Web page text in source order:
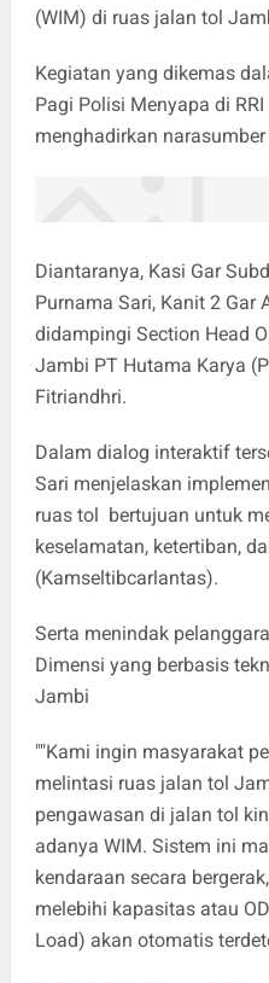
(WIM) di ruas jalan tol
Kegiatan yang dikemas
Pagi Polisi Menyapa di
menghadirkan
Diantaranya, Kasi Gar
Purnama Sari, Kanit 2 Gar
didampingi Section Head
Jambi PT Hutama Karya
Fitriandhri.
​Dalam dialog interaktif
Sari menjelaskan
ruas tol bertujuan untuk
keselamatan, ketertiban,
(Kamseltibcarlantas).
Serta menindak
Dimensi yang berbasis
Jambi
""Kami ingin masyarakat
melintasi ruas jalan tol
pengawasan di jalan tol
adanya WIM. Sistem ini
kendaraan secara
melebihi kapasitas atau
Load) akan otomatis